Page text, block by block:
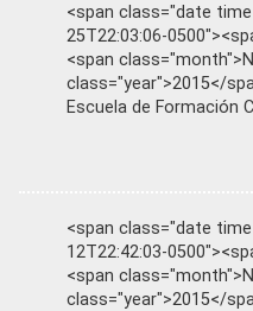
<span class="date
25T22:03:06-
<span
class="year">2015</
Escuela de Formación
<span class="date
12T22:42:03-
<span
class="year">2015</